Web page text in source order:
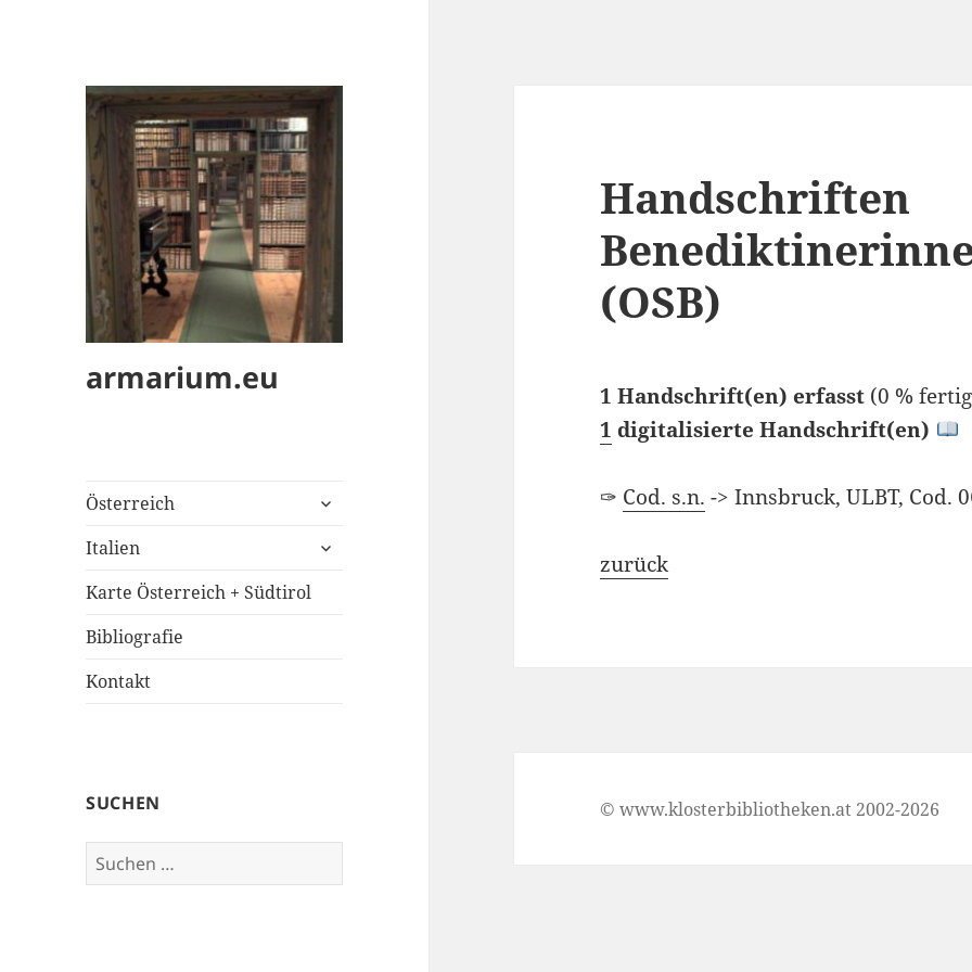
armarium.eu
Österreich
untermenü
Italien
untermenü
Karte Österreich + Südtirol
Bibliografie
Kontakt
SUCHEN
Suchen
nach:
Handschriften
(OSB)
1 Handschrift(en) erfasst (0 %
1 digitalisierte Handschrift(en)
✑ Cod. s.n. -> Innsbruck, ULBT, Cod.
zurück
© www.klosterbibliotheken.at 2002-2026